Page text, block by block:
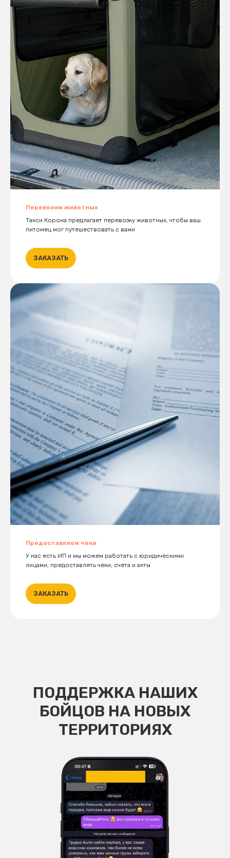
Перевозим животных
Такси Корона предлагает перевозку животных, чтобы ваш
питомец мог путешествовать с вами
ЗАКАЗАТЬ
Предоставляем чеки
У нас есть ИП и мы можем работать с юридическими
лицами, предоставлять чеки, счета и акты
ЗАКАЗАТЬ
ПОДДЕРЖКА НАШИХ
БОЙЦОВ НА НОВЫХ
ТЕРРИТОРИЯХ